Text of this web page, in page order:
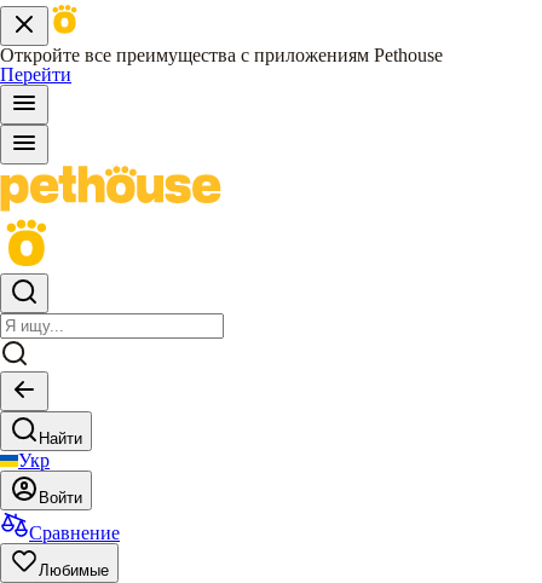
Откройте все преимущества с приложениям Pethouse
Перейти
Найти
Укр
Войти
Сравнение
Любимые